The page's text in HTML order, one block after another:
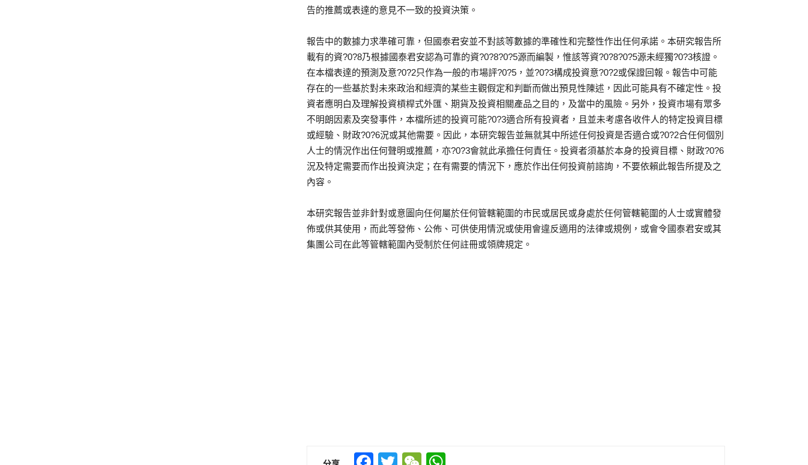
告的推薦或表達的意見不一致的投資決策。
報告中的數據力求準確可靠，但國泰君安並不對該等數據的準確性和完整性作出任何承諾。本研究報告所
載有的資?0?8乃根據國泰君安認為可靠的資?0?8?0?5源而編製，惟該等資?0?8?0?5源未經獨?0?3核證。
在本檔表達的預測及意?0?2只作為一般的市場評?0?5，並?0?3構成投資意?0?2或保證回報。報告中可能
存在的一些基於對未來政治和經濟的某些主觀假定和判斷而做出預見性陳述，因此可能具有不確定性。投
資者應明白及理解投資槓桿式外匯、期貨及投資相關產品之目的，及當中的風險。另外，投資市場有眾多
不明朗因素及突發事件，本檔所述的投資可能?0?3適合所有投資者，且並未考慮各收件人的特定投資目標
或經驗、財政?0?6況或其他需要。因此，本研究報告並無就其中所述任何投資是否適合或?0?2合任何個別
人士的情況作出任何聲明或推薦，亦?0?3會就此承擔任何責任。投資者須基於本身的投資目標、財政?0?6
況及特定需要而作出投資決定；在有需要的情況下，應於作出任何投資前諮詢，不要依賴此報告所提及之
內容。
本研究報告並非針對或意圖向任何屬於任何管轄範圍的市民或居民或身處於任何管轄範圍的人士或實體發
佈或供其使用，而此等發佈、公佈、可供使用情況或使用會違反適用的法律或規例，或會令國泰君安或其
集團公司在此等管轄範圍內受制於任何註冊或領牌規定。